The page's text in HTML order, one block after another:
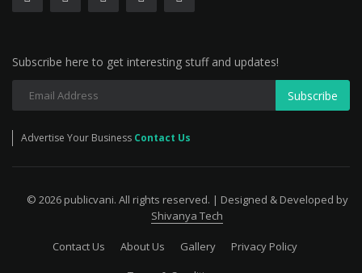
Subscribe here to get interesting stuff and updates!
Subscribe
Advertise Your Business Contact Us
© 2026 publicvani. All rights reserved. | Designed & Developed by
Shivanya Tech
Contact Us About Us Gallery
Privacy Policy